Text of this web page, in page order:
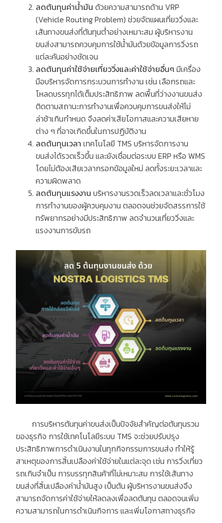
ลดต้นทุนค่าน้ำมัน ด้วยความสามารถด้าน VRP
(Vehicle Routing Problem)ช่วยจัดแผนเที่ยววิ่งและ
เส้นทางขนส่งที่ต้นทุนต่ำอย่างเหมาะสม ผู้บริหารงาน
ขนส่งสามารถควบคุมการใช้น้ำมันด้วยข้อมูลการวิ่งรถ
แต่ละคันอย่างชัดเจน
ลดต้นทุนค่าใช้จ่ายเที่ยววิ่งและค่าใช้จ่ายอื่นๆ มีเครื่อง
มือบริหารจัดการกระบวนการทำงาน เช่น เลือกรถและ
โหลดบรรทุกได้เต็มประสิทธิภาพ ลดพื้นที่ว่างงานขนส่ง
ติดตามสถานะการทำงานเพื่อควบคุมการขนส่งให้ไม่
ล่าช้าเกินกำหนด จึงลดค่าเสียโอกาสและความเสียหาย
ต่าง ๆ ที่อาจเกิดขึ้นในการปฏิบัติงาน
ลดต้นทุนเวลา เทคโนโลยี TMSบริหารจัดการงาน
ขนส่งได้รวดเร็วขึ้น และยังเชื่อมต่อระบบ ERPหรือ WMS
โดยไม่ต้องเสียเวลากรอกข้อมูลใหม่ ลดทั้งระยะเวลาและ
ความผิดพลาด
ลดต้นทุนแรงงาน บริหารงานรวดเร็วลดเวลาและชั่วโมง
การทำงานของผู้ควบคุมงาน ตลอดจนช่วยจัดสรรการใช้
ทรัพยากรอย่างมีประสิทธิภาพ ลดจำนวนเที่ยววิ่งและ
แรงงานการขับรถ
การบริหารต้นทุนค่าขนส่งเป็นปัจจัยสำคัญต่อต้นทุนรวม
ของธุรกิจ การใช้เทคโนโลยีระบบ TMSจะช่วยปรับปรุง
ประสิทธิภาพการดำเนินงานในทุกกิจกรรมการขนส่ง ทำให้รู้
สาเหตุของการสิ้นเปลืองค่าใช้จ่ายในแต่ละจุด เช่น การวิ่งเที่ยว
รถเกินจำเป็น การบรรทุกสินค้าที่ไม่เหมาะสม การใช้เส้นทาง
ขนส่งที่สิ้นเปลืองค่าน้ำมันสูง เป็นต้น ผู้บริหารงานขนส่งจึง
สามารถจัดการค่าใช้จ่ายให้ลดลงเพื่อลดต้นทุน ตลอดจนเพิ่ม
ความสามารถในการดำเนินกิจการ และเพิ่มโอกาสทางธุรกิจ